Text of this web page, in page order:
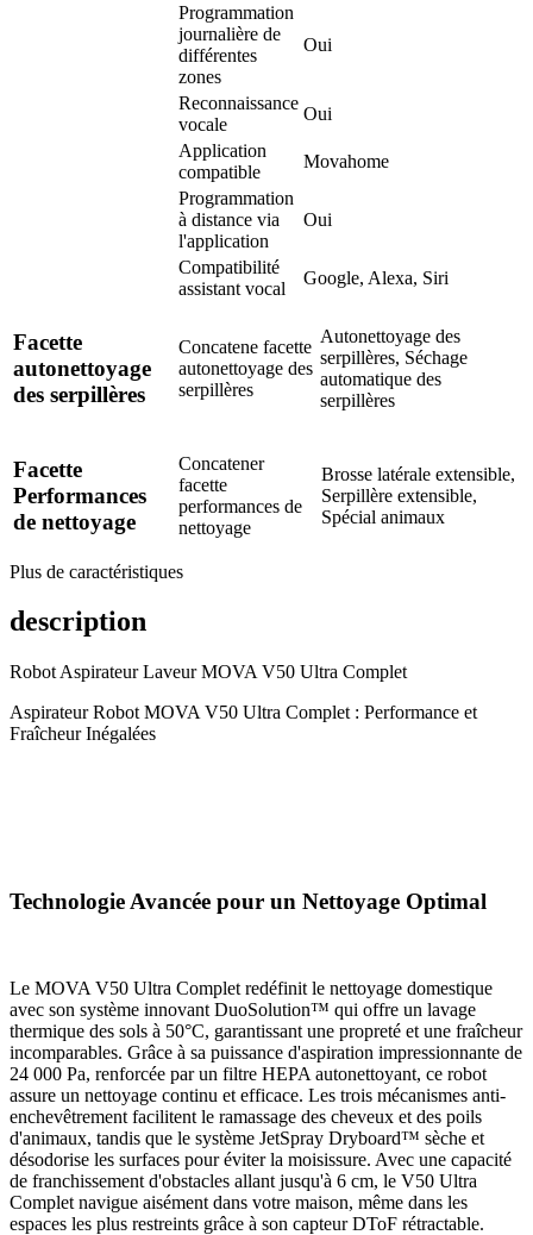
Programmation
journalière de
différentes
zones
Oui
Reconnaissance
vocale
Oui
Application
compatible
Movahome
Programmation
à distance via
l'application
Oui
Compatibilité
assistant vocal
Google, Alexa, Siri
Facette
autonettoyage
des serpillères
Concatene facette
autonettoyage des
serpillères
Autonettoyage des
serpillères, Séchage
automatique des
serpillères
Facette
Performances
de nettoyage
Concatener
facette
performances de
nettoyage
Brosse latérale extensible,
Serpillère extensible,
Spécial animaux
Plus de caractéristiques
description
Robot Aspirateur Laveur MOVA V50 Ultra Complet
Aspirateur Robot MOVA V50 Ultra Complet : Performance et
Fraîcheur Inégalées
Technologie Avancée pour un Nettoyage Optimal
Le MOVA V50 Ultra Complet redéfinit le nettoyage domestique
avec son système innovant DuoSolution™ qui offre un lavage
thermique des sols à 50°C, garantissant une propreté et une fraîcheur
incomparables. Grâce à sa puissance d'aspiration impressionnante de
24 000 Pa, renforcée par un filtre HEPA autonettoyant, ce robot
assure un nettoyage continu et efficace. Les trois mécanismes anti-
enchevêtrement facilitent le ramassage des cheveux et des poils
d'animaux, tandis que le système JetSpray Dryboard™ sèche et
désodorise les surfaces pour éviter la moisissure. Avec une capacité
de franchissement d'obstacles allant jusqu'à 6 cm, le V50 Ultra
Complet navigue aisément dans votre maison, même dans les
espaces les plus restreints grâce à son capteur DToF rétractable.